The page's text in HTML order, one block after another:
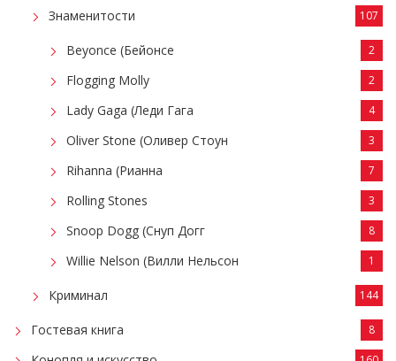
Знаменитости 107
Beyonce (Бейонсе 2
Flogging Molly 2
Lady Gaga (Леди Гага 4
Oliver Stone (Оливер Стоун 3
Rihanna (Рианна 7
Rolling Stones 3
Snoop Dogg (Снуп Догг 8
Willie Nelson (Вилли Нельсон 1
Криминал 144
Гостевая книга 8